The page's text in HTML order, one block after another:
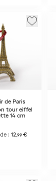
de Paris
tour eiffel
14 cm
: 12,99 €